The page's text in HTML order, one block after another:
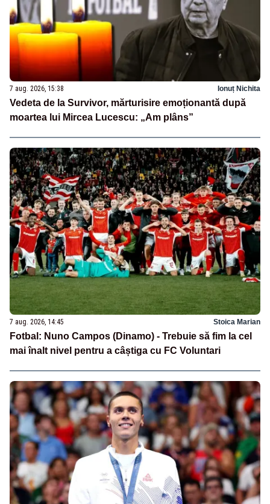
7 aug. 2026, 15:38 Ionuț Nichita
Vedeta de la Survivor, mărturisire emoționantă după
moartea lui Mircea Lucescu: „Am plâns”
7 aug. 2026, 14:45 Stoica Marian
Fotbal: Nuno Campos (Dinamo) - Trebuie să fim la cel
mai înalt nivel pentru a câștiga cu FC Voluntari